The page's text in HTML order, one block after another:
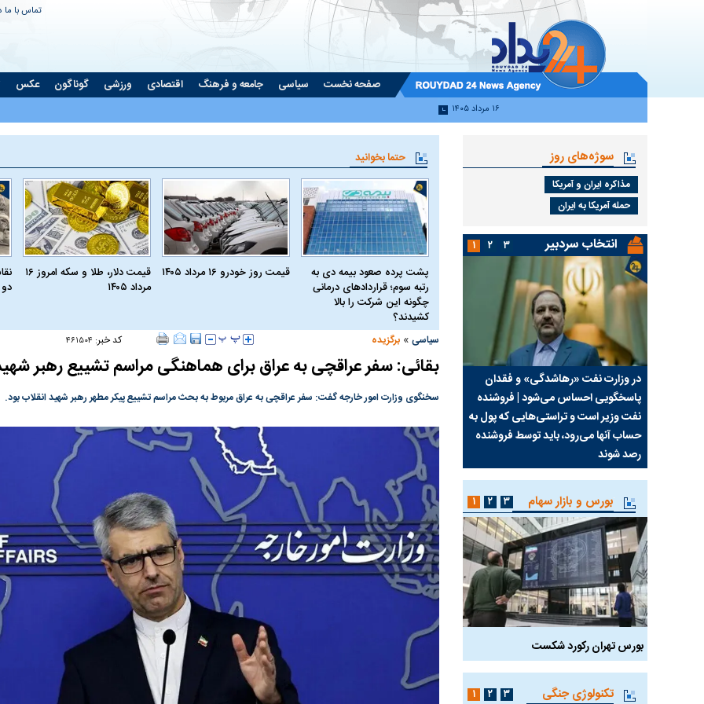
تماس با ما
صفحه نخست سیاسی جامعه و فرهنگ اقتصادی ورزشی گوناگون عکس
۱۶ مرداد ۱۴۰۵
حتما بخوانید
پشت پرده صعود بیمه دی به
رتبه سوم؛ قراردادهای درمانی
چگونه این شرکت را بالا
کشیدند؟
قیمت روز خودرو ۱۶ مرداد ۱۴۰۵
قیمت دلار، طلا و سکه امروز ۱۶
مرداد ۱۴۰۵
سیاسی » برگزیده کد خبر: ۴۶۱۵۰۴
بقائی: سفر عراقچی به عراق برای هماهنگی مراسم تشییع رهبر
سخنگوی وزارت امور خارجه گفت: سفر عراقچی به عراق مربوط به بحث مراسم تشییع پیکر مطهر رهبر شهید انقلاب بود.
سوژه‌های روز
مذاکره ایران و آمریکا
حمله آمریکا به ایران
انتخاب سردبیر
در وزارت نفت «رهاشدگی» و فقدان
پاسخگویی احساس می‌شود | فروشنده
نفت وزیر است و تراستی‌هایی که پول به
حساب آنها می‌رود، باید توسط فروشنده
رصد شوند
چرا رویای آمریکایی سرنگونی رژیم و
نابودی محور مقاومت تعبیر نشد؟ | پشت
واشنگتن را زمین زد
مطالعه رفتار هیستریک صدا و سیما علیه
کمپین نه به اعدام
در وزارت نفت
پاسخگویی
حساب آنها
رصد شوند
۱ ۲ ۳
بورس و بازار سهام
بورس تهران رکورد شکست سیگنال مثبت دیپلماسی به بورس پرواز ۱۰۰ هزار واحدی شاخص کل بورس بورس تهران
۱ ۲ ۳
تکنولوژی جنگی ۱ ۲ ۳